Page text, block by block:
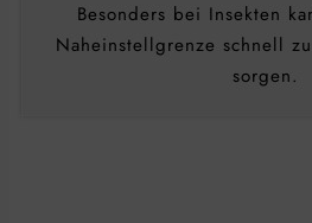
Besonders bei Insekten
Naheinstellgrenze schnell
sorgen.